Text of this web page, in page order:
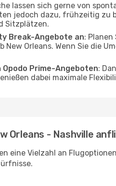
lassen sich gerne von
jedoch dazu, frühzeitig zu
Sitzplätzen.
Break-Angebote an:
New Orleans. Wenn Sie die
Prime-Angeboten:
dabei maximale
Orleans - Nashville
eine Vielzahl an